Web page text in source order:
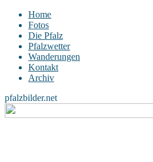
Home
Fotos
Die Pfalz
Pfalzwetter
Wanderungen
Kontakt
Archiv
pfalzbilder.net